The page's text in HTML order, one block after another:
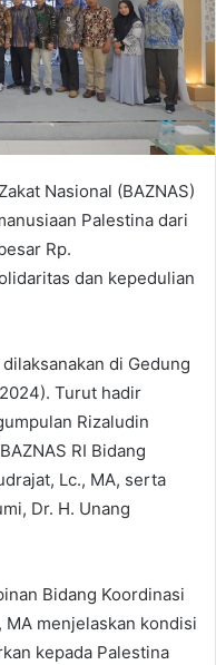
Nasional (BAZNAS)
Palestina dari
Rp.
dan kepedulian
di Gedung
Turut hadir
Rizaludin
RI Bidang
Lc., MA, serta
Dr. H. Unang
Bidang Koordinasi
MA menjelaskan kondisi
kepada Palestina